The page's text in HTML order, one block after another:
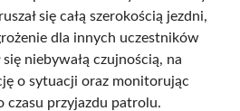
się całą szerokością jezdni,
dla innych uczestników
niebywałą czujnością, na
o sytuacji oraz monitorując
czasu przyjazdu patrolu.